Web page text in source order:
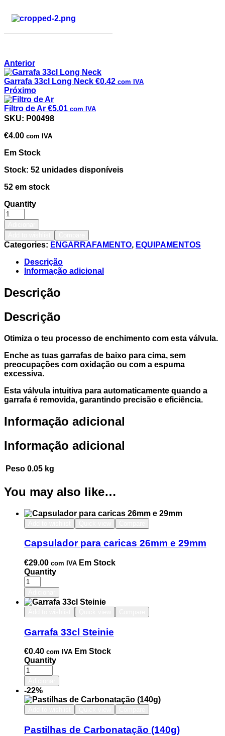
Anterior
Garrafa 33cl Long Neck €0.42 com IVA
Próximo
Filtro de Ar €5.01 com IVA
SKU: P00498
€4.00 com IVA
Em Stock
Stock: 52 unidades disponíveis
52 em stock
Quantity
Categories: ENGARRAFAMENTO, EQUIPAMENTOS
Descrição
Informação adicional
Descrição
Descrição
Otimiza o teu processo de enchimento com esta válvula.
Enche as tuas garrafas de baixo para cima, sem
preocupações com oxidação ou com a espuma
excessiva.
Esta válvula intuitiva para automaticamente quando a
garrafa é removida, garantindo precisão e eficiência.
Informação adicional
Informação adicional
Peso 0.05 kg
You may also like…
Capsulador para caricas 26mm e 29mm
€29.00 com IVA Em Stock
Quantity
Garrafa 33cl Steinie
€0.40 com IVA Em Stock
Quantity
-22%
Pastilhas de Carbonatação (140g)